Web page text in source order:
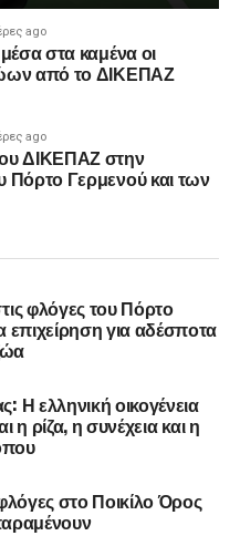
ago
μέσα στα καμένα οι
από το ΔΙΚΕΠΑΖ
ago
ΔΙΚΕΠΑΖ στην
Πόρτο Γερμενού και των
φλόγες του Πόρτο
για αδέσποτα
ελληνική οικογένεια
η ρίζα, η συνέχεια και η
στο Ποικίλο Όρος